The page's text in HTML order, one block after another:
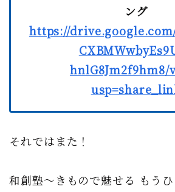
ング
https://
hnlG8Jm2f9hm8/
それではまた！
和創塾〜きもので魅せる もう